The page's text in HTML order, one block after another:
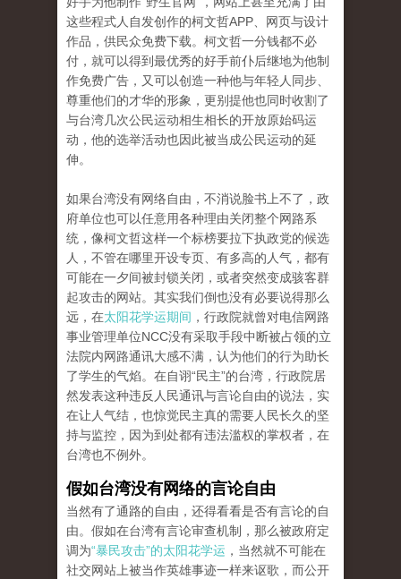
这些程式人自发创作的柯文哲APP、网页与设计
作品，供民众免费下载。 柯文哲一分钱都不必
付，就可以得到最优秀的好手前仆后继地为他制
作免费广告，又可以创造一种他与年轻人同步、
尊重他们的才华的形象，更别提他也同时收割了
与台湾几次公民运动相生相长的开放原始码运
动，他的选举活动也因此被当成公民运动的延
伸。
如果台湾没有网络自由，不消说脸书上不了，政
府单位也可以任意用各种理由关闭整个网路系
统，像柯文哲这样一个标榜要拉下执政党的候选
人，不管在哪里开设专页、有多高的 人气，都有
可能在一夕间被封锁关闭，或者突然变成骇客群
起攻击的网站。 其实我们倒也没有必要说得那么
远，在太阳花学运期间 ，行政院就曾对电信网路
事业管理单位NCC没有采取手段中断被占领的立
法院内网路通讯大感不满，认为他们的行为助长
了学生的气焰。 在自诩“民主”的台湾，行政院居
然发表这种违反人民通讯与言论自由的说法，实
在让人气结，也惊觉民主真的需要人民长久的坚
持与监控，因为到处都有违法滥权的掌权者，在
台湾也不例外。
假如台湾没有网络的言论自由
当然有了通路的自由，还得看看是否有言论的自
由。 假如在台湾有言论审查机制，那么被政府定
调为“暴民攻击”的太阳花学运 ，当然就不可能在
社交网站上被当作英雄事迹一样来讴歌，而公开